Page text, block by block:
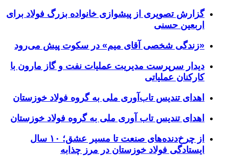
گزارش تصویری از پیشوازی خانواده بزرگ فولاد برای
اربعین حسنی
«زندگی شخصی آقای میم» در سکوت پیش می‌رود
دیدار سرپرست مدیریت عملیات نفت و گاز مارون با
کارکنان عملیاتی
اهدای تندیس تاب‌آوری ملی به گروه فولاد خوزستان
اهدای تندیس تاب آوری ملی به گروه فولاد خوزستان
از چرخ‌دنده‌های صنعت تا مسیر عشق؛ ۱۰ سال
ایستادگی فولاد خوزستان در مرز چذابه